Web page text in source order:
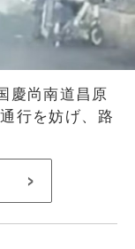
慶尚南道昌原
行を妨げ、路
>